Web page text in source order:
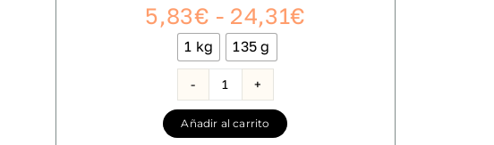
5,83€ - 24,31€
1 kg 135 g
Avellana
garrapiñada
cantidad
Añadir al carrito